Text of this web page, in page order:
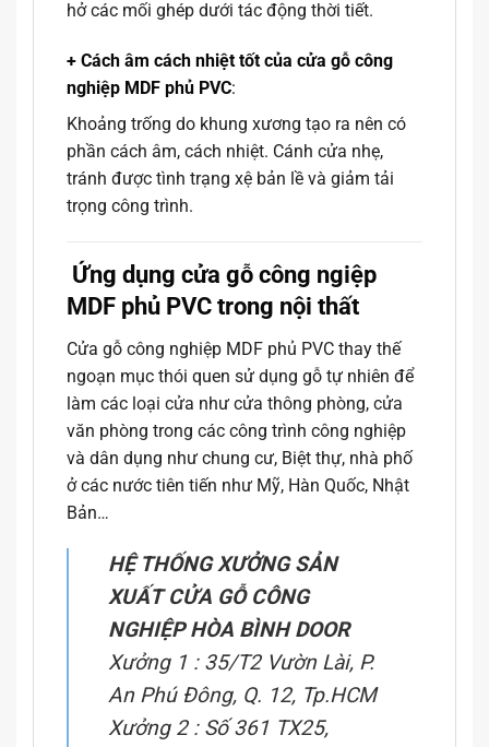
hở các mối ghép dưới tác động thời tiết.
+ Cách âm cách nhiệt tốt của cửa gỗ công
nghiệp MDF phủ PVC:
Khoảng trống do khung xương tạo ra nên có
phần cách âm, cách nhiệt. Cánh cửa nhẹ,
tránh được tình trạng xệ bản lề và giảm tải
trọng công trình.
Ứng dụng cửa gỗ công ngiệp
MDF phủ PVC trong nội thất
Cửa gỗ công nghiệp MDF phủ PVC thay thế
ngoạn mục thói quen sử dụng gỗ tự nhiên để
làm các loại cửa như cửa thông phòng, cửa
văn phòng trong các công trình công nghiệp
và dân dụng như chung cư, Biệt thự, nhà phố
ở các nước tiên tiến như Mỹ, Hàn Quốc, Nhật
Bản…
HỆ THỐNG XƯỞNG SẢN
XUẤT CỬA GỖ CÔNG
NGHIỆP HÒA BÌNH DOOR
Xưởng 1 : 35/T2 Vườn Lài, P.
An Phú Đông, Q. 12, Tp.HCM
Xưởng 2 : Số 361 TX25,